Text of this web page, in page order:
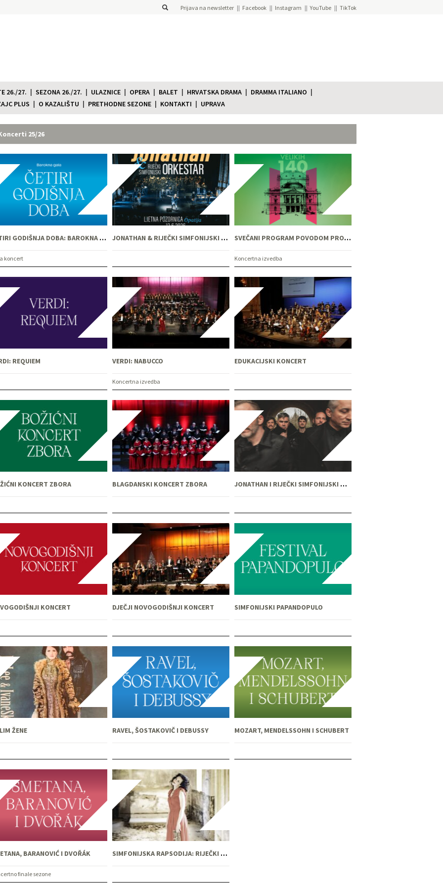
Prijava na newsletter Facebook Instagram YouTube TikTok
26./27. SEZONA 26./27. ULAZNICE OPERA BALET HRVATSKA DRAMA
DRAMMA ITALIANO
PLUS O KAZALIŠTU PRETHODNE SEZONE KONTAKTI UPRAVA
25/26
ČETIRI GODIŠNJA DOBA: BAROKNA GALA
koncert
JONATHAN & RIJEČKI SIMFONIJSKI ORKESTAR NA LJETNOJ SVEČANI PROGRAM POVODOM PROSLAVE 140. ROĐENDANA KAZALIŠNE ZGRADE: VERDI, NABUCCO
Koncertna izvedba
REQUIEM VERDI: NABUCCO
Koncertna izvedba
EDUKACIJSKI KONCERT
KONCERT ZBORA BLAGDANSKI KONCERT ZBORA JONATHAN I RIJEČKI SIMFONIJSKI ORKESTAR
KONCERT DJEČJI NOVOGODIŠNJI KONCERT SIMFONIJSKI PAPANDOPULO
ŽENE RAVEL, ŠOSTAKOVIČ I DEBUSSY MOZART, MENDELSSOHN I SCHUBERT
BARANOVIĆ I DVOŘÁK
finale sezone
SIMFONIJSKA RAPSODIJA: RIJEČKI SIMFONIJSKI ORKESTAR NA LJETNOJ